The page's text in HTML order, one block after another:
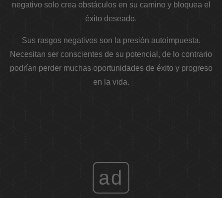
negativo solo crea obstáculos en su camino y bloquea el
éxito deseado.
Sus rasgos negativos son la presión autoimpuesta.
Necesitan ser conscientes de su potencial, de lo contrario
podrían perder muchas oportunidades de éxito y progreso
en la vida.
ad